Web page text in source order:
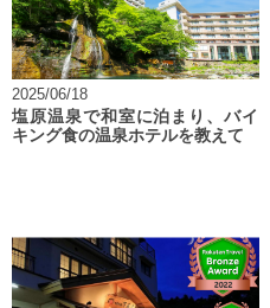
2025/06/18
塩原温泉で和室に泊まり、バイ
キング食の温泉ホテルを教えて